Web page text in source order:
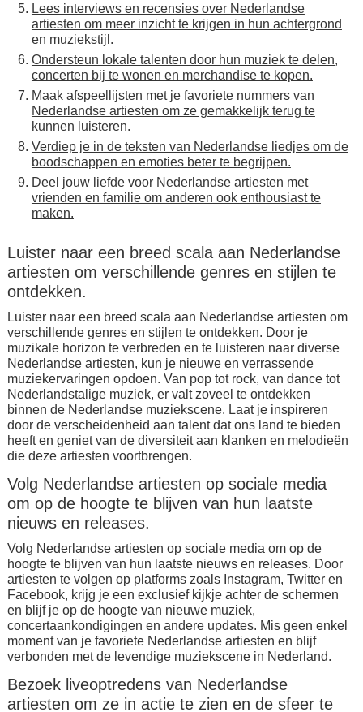
Lees interviews en recensies over Nederlandse
artiesten om meer inzicht te krijgen in hun achtergrond
en muziekstijl.
Ondersteun lokale talenten door hun muziek te delen,
concerten bij te wonen en merchandise te kopen.
Maak afspeellijsten met je favoriete nummers van
Nederlandse artiesten om ze gemakkelijk terug te
kunnen luisteren.
Verdiep je in de teksten van Nederlandse liedjes om de
boodschappen en emoties beter te begrijpen.
Deel jouw liefde voor Nederlandse artiesten met
vrienden en familie om anderen ook enthousiast te
maken.
Luister naar een breed scala aan Nederlandse
artiesten om verschillende genres en stijlen te
ontdekken.
Luister naar een breed scala aan Nederlandse artiesten om
verschillende genres en stijlen te ontdekken. Door je
muzikale horizon te verbreden en te luisteren naar diverse
Nederlandse artiesten, kun je nieuwe en verrassende
muziekervaringen opdoen. Van pop tot rock, van dance tot
Nederlandstalige muziek, er valt zoveel te ontdekken
binnen de Nederlandse muziekscene. Laat je inspireren
door de verscheidenheid aan talent dat ons land te bieden
heeft en geniet van de diversiteit aan klanken en melodieën
die deze artiesten voortbrengen.
Volg Nederlandse artiesten op sociale media
om op de hoogte te blijven van hun laatste
nieuws en releases.
Volg Nederlandse artiesten op sociale media om op de
hoogte te blijven van hun laatste nieuws en releases. Door
artiesten te volgen op platforms zoals Instagram, Twitter en
Facebook, krijg je een exclusief kijkje achter de schermen
en blijf je op de hoogte van nieuwe muziek,
concertaankondigingen en andere updates. Mis geen enkel
moment van je favoriete Nederlandse artiesten en blijf
verbonden met de levendige muziekscene in Nederland.
Bezoek liveoptredens van Nederlandse
artiesten om ze in actie te zien en de sfeer te